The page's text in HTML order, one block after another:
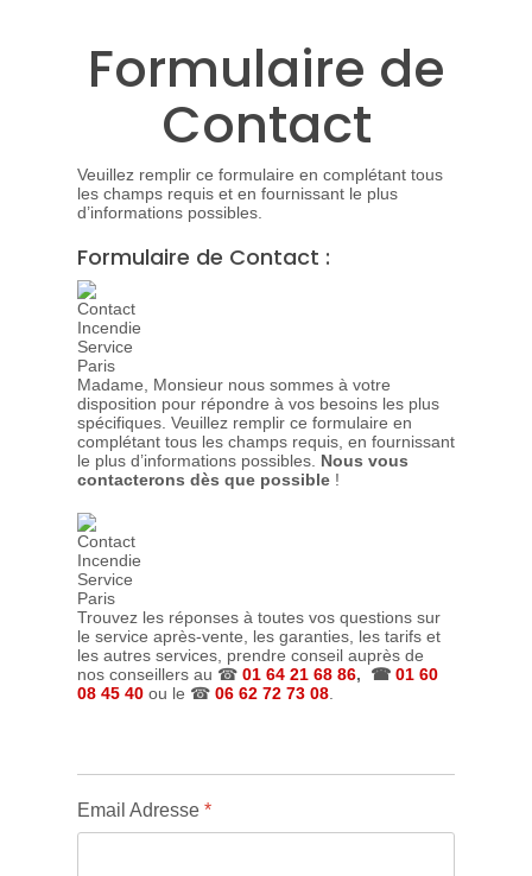
Formulaire de
Contact
Veuillez remplir ce formulaire en complétant tous
les champs requis et en fournissant le plus
d’informations possibles.
Formulaire de Contact :
Madame, Monsieur nous sommes à votre
disposition pour répondre à vos besoins les plus
spécifiques. Veuillez remplir ce formulaire en
complétant tous les champs requis, en fournissant
le plus d’informations possibles. Nous vous
contacterons dès que possible !
Trouvez les réponses à toutes vos questions sur
le service après-vente, les garanties, les tarifs et
les autres services, prendre conseil auprès de
nos conseillers au ☎ 01 64 21 68 86, ☎ 01 60
08 45 40 ou le ☎ 06 62 72 73 08.
Email Adresse *